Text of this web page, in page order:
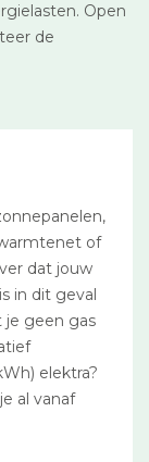
Open
de
of
dat jouw
in dit geval
je geen gas
elektra?
al vanaf